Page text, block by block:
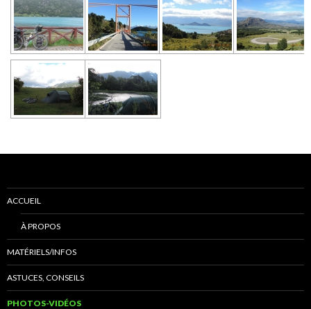
ACCUEIL
À PROPOS
MATÉRIELS/INFOS
ASTUCES, CONSEILS
PHOTOS-VIDÉOS